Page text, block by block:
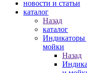
новости и статьи
каталог
Назад
каталог
Индикаторы
мойки
Назад